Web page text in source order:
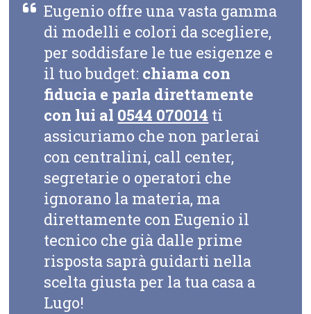
Eugenio offre una vasta gamma
di modelli e colori da scegliere,
per soddisfare le tue esigenze e
il tuo budget: chiama con
fiducia e parla direttamente
con lui al 0544 070014 ti
assicuriamo che non parlerai
con centralini, call center,
segretarie o operatori che
ignorano la materia, ma
direttamente con Eugenio il
tecnico che già dalle prime
risposta saprà guidarti nella
scelta giusta per la tua casa a
Lugo!